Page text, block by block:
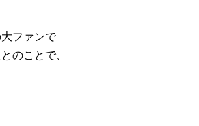
ファンで
のことで、